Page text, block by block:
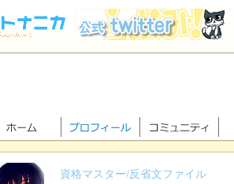
資格マスター/反省文ファイル